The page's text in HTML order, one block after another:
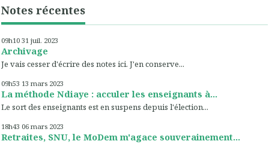
Notes récentes
09h10 31 juil. 2023
Archivage
Je vais cesser d'écrire des notes ici. J'en conserve...
09h53 13 mars 2023
La méthode Ndiaye : acculer les enseignants à...
Le sort des enseignants est en suspens depuis l'élection...
18h43 06 mars 2023
Retraites, SNU, le MoDem m'agace souverainement...